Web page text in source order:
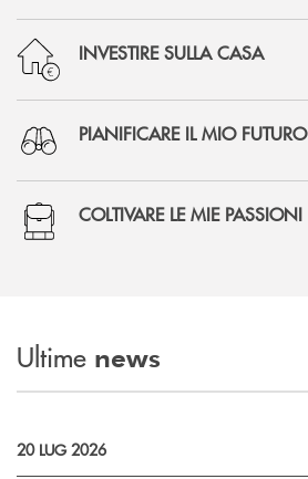
INVESTIRE SULLA CASA
PIANIFICARE IL MIO FUTURO
COLTIVARE LE MIE PASSIONI
Ultime news
20 LUG 2026